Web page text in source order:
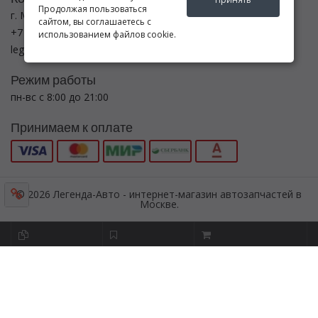
г. Москва ул. Новоостаповская ул., 5, с.6
+7 (495) 782-5440
legenda-avto24@yandex.ru
Режим работы
пн-вс с 8:00 до 21:00
Принимаем к оплате
© 2026 Легенда-Авто - интернет-магазин автозапчастей в
Москве.
Продолжая пользоваться
сайтом, вы соглашаетесь с
использованием файлов cookie.